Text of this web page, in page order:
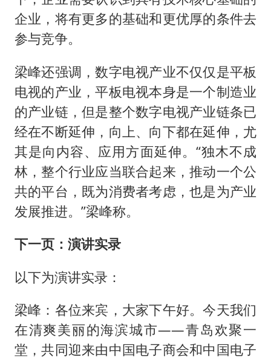
奋进开新局 实干挑大梁
企业，将有更多的基础和更优厚的条件去
参与竞争。
梁峰还强调，数字电视产业不仅仅是平板
电视的产业，平板电视本身是一个制造业
的产业链，但是整个数字电视产业链条已
经在不断延伸，向上、向下都在延伸，尤
其是向内容、应用方面延伸。“独木不成
林，整个行业应当联合起来，推动一个公
共的平台，既为消费者考虑，也是为产业
发展推进。”梁峰称。
下一页：演讲实录
以下为演讲实录：
梁峰：各位来宾，大家下午好。今天我们
在清爽美丽的海滨城市——青岛欢聚一
堂，共同迎来由中国电子商会和中国电子